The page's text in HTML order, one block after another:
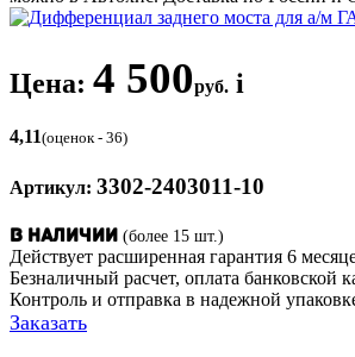
Цена: 4 500руб. i
4,11(оценок - 36)
Артикул: 3302-2403011-10
В наличии (более 15 шт.)
Действует расширенная гарантия 6
Безналичный расчет, оплата банковской
Контроль и отправка в надежной
Заказать